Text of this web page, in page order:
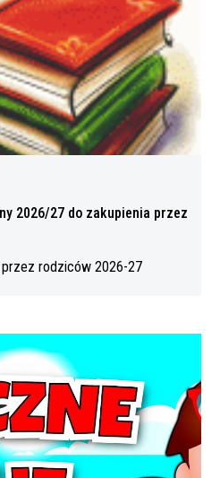
do
zakupienia
przez
rodziców
2026/27 do zakupienia przez
rodziców 2026-27
Bezpiecznych
wakacji